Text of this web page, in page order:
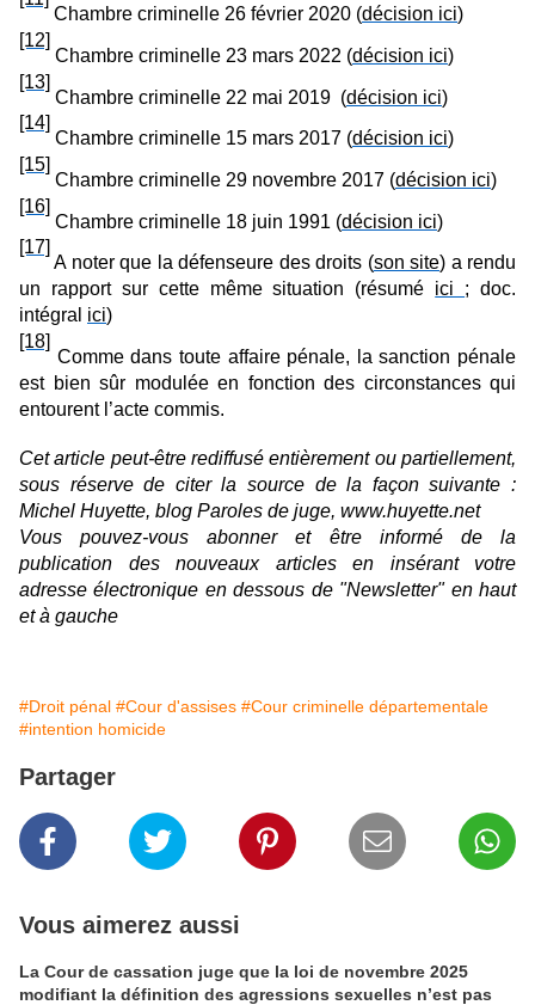
Chambre criminelle 26 février 2020 (décision ici)
[12]
Chambre criminelle 23 mars 2022 (décision ici)
[13]
Chambre criminelle 22 mai 2019 (décision ici)
[14]
Chambre criminelle 15 mars 2017 (décision ici)
[15]
Chambre criminelle 29 novembre 2017 (décision ici)
[16]
Chambre criminelle 18 juin 1991 (décision ici)
[17]
A noter que la défenseure des droits (son site) a rendu
un rapport sur cette même situation (résumé ici ; doc.
intégral ici)
[18]
Comme dans toute affaire pénale, la sanction pénale
est bien sûr modulée en fonction des circonstances qui
entourent l’acte commis.
Cet article peut-être rediffusé entièrement ou partiellement,
sous réserve de citer la source de la façon suivante :
Michel Huyette, blog Paroles de juge, www.huyette.net
Vous pouvez-vous abonner et être informé de la
publication des nouveaux articles en insérant votre
adresse électronique en dessous de "Newsletter" en haut
et à gauche
#Droit pénal #Cour d'assises #Cour criminelle départementale
#intention homicide
Partager
Vous aimerez aussi
La Cour de cassation juge que la loi de novembre 2025
modifiant la définition des agressions sexuelles n’est pas